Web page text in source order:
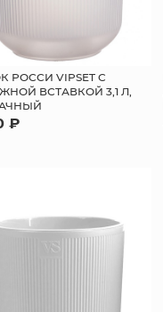
РОССИ VIPSET С
ВСТАВКОЙ 3,1 Л,
₽